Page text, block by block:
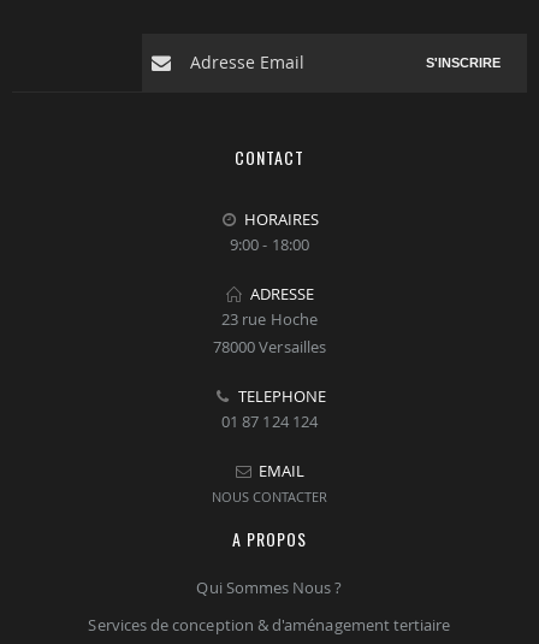
S'INSCRIRE
CONTACT
HORAIRES
9:00 - 18:00
ADRESSE
23 rue Hoche
78000 Versailles
TELEPHONE
01 87 124 124
EMAIL
NOUS CONTACTER
A PROPOS
Qui Sommes Nous ?
Services de conception & d'aménagement tertiaire